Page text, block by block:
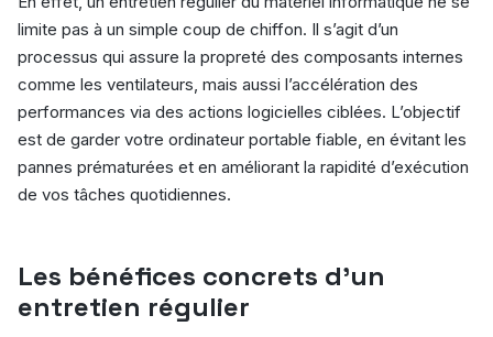
limite pas à un simple coup de chiffon. Il s’agit d’un
processus qui assure la propreté des composants internes
comme les ventilateurs, mais aussi l’accélération des
performances via des actions logicielles ciblées. L’objectif
est de garder votre ordinateur portable fiable, en évitant les
pannes prématurées et en améliorant la rapidité d’exécution
de vos tâches quotidiennes.
Les bénéfices concrets d’un
entretien régulier